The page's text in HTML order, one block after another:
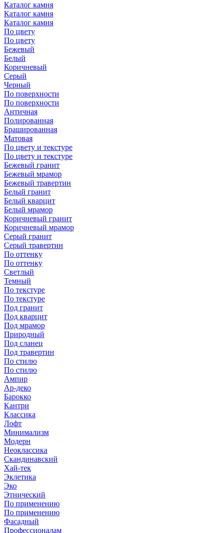
Каталог камня
Каталог камня
Каталог камня
По цвету
По цвету
Бежевый
Белый
Коричневый
Серый
Черный
По поверхности
По поверхности
Античная
Полированная
Брашированная
Матовая
По цвету и текстуре
По цвету и текстуре
Бежевый гранит
Бежевый мрамор
Бежевый травертин
Белый гранит
Белый кварцит
Белый мрамор
Коричневый гранит
Коричневый мрамор
Серый гранит
Серый травертин
По оттенку
По оттенку
Светлый
Темный
По текстуре
По текстуре
Под гранит
Под кварцит
Под мрамор
Природный
Под сланец
Под травертин
По стилю
По стилю
Ампир
Ар-деко
Барокко
Кантри
Классика
Лофт
Минимализм
Модерн
Неоклассика
Скандинавский
Хай-тек
Эклетика
Эко
Этнический
По применению
По применению
Фасадный
Профессионалам